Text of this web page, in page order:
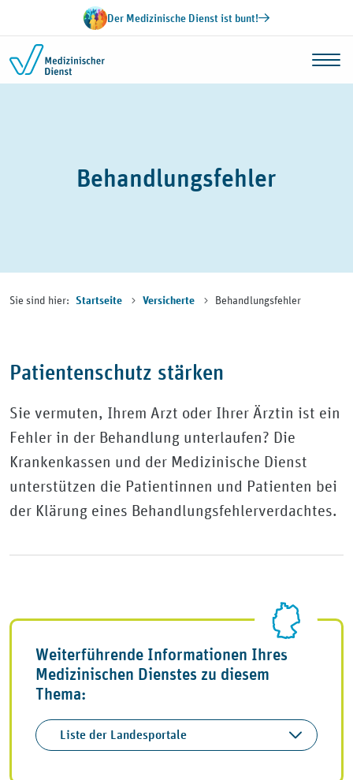
Zum Inhalt springenDer Medizinische Dienst ist bunt!
Behandlungsfehler
Sie sind hier: Startseite Versicherte Behandlungsfehler
Patientenschutz stärken
Sie vermuten, Ihrem Arzt oder Ihrer Ärztin ist ein
Fehler in der Behandlung unterlaufen? Die
Krankenkassen und der Medizinische Dienst
unterstützen die Patientinnen und Patienten bei
der Klärung eines Behandlungsfehlerverdachtes.
Weiterführende Informationen Ihres
Medizinischen Dienstes zu diesem
Thema:
Liste der Landesportale